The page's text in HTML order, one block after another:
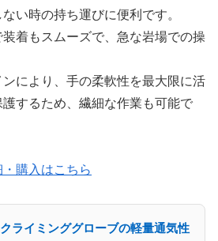
い時の持ち運びに便利です。
着もスムーズで、急な岩場での操
により、手の柔軟性を最大限に活
するため、繊細な作業も可能で
購入はこちら
ライミンググローブの軽量通気性